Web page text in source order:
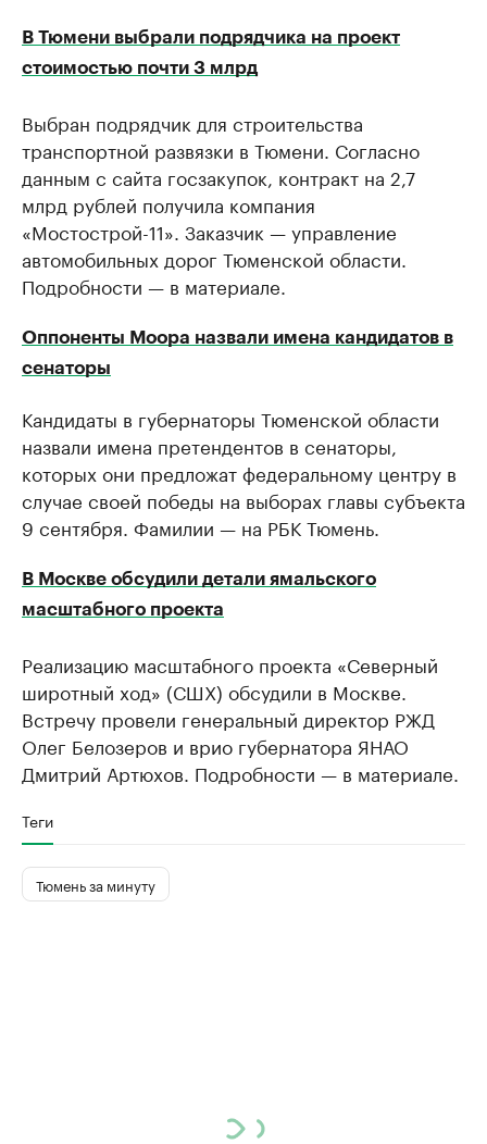
В Тюмени выбрали подрядчика на проект
стоимостью почти 3 млрд
​Выбран подрядчик для строительства
транспортной развязки в Тюмени. Согласно
данным с сайта госзакупок, контракт на 2,7
млрд рублей получила компания
«Мостострой-11». Заказчик — управление
автомобильных дорог Тюменской области.
Подробности — в материале.
Оппоненты Моора назвали имена кандидатов в
сенаторы
Кандидаты в губернаторы Тюменской области
назвали имена претендентов в сенаторы,
которых они предложат федеральному центру в
случае своей победы на выборах главы субъекта
9 сентября. Фамилии — на РБК Тюмень.
В Москве обсудили детали ямальского
масштабного проекта
Реализацию масштабного проекта «Северный
широтный ход» (СШХ) обсудили в Москве.
Встречу провели генеральный директор РЖД
Олег Белозеров и врио губернатора ЯНАО
Дмитрий Артюхов. Подробности — в материале.
Теги
Тюмень за минуту